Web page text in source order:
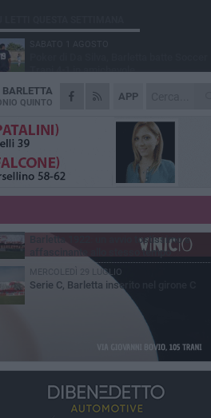
APP
BARLETTA
QUINTO
Trani 4-1 in amichevole
VENERDÌ 31 LUGLIO
Serie C Sky Wifi: fissate date e orari delle
VENERDÌ 31 LUGLIO
Il calcio italiano piange l'immenso Franco
Baresi
GIOVEDÌ 6 AGOSTO
Addio a mister Marchioro. L'uomo del
VENERDÌ 31 LUGLIO
Barletta 1922: un avvio tostissimo e
affascinante allo stesso tempo
MERCOLEDÌ 29 LUGLIO
Serie C, Barletta inserito nel girone C